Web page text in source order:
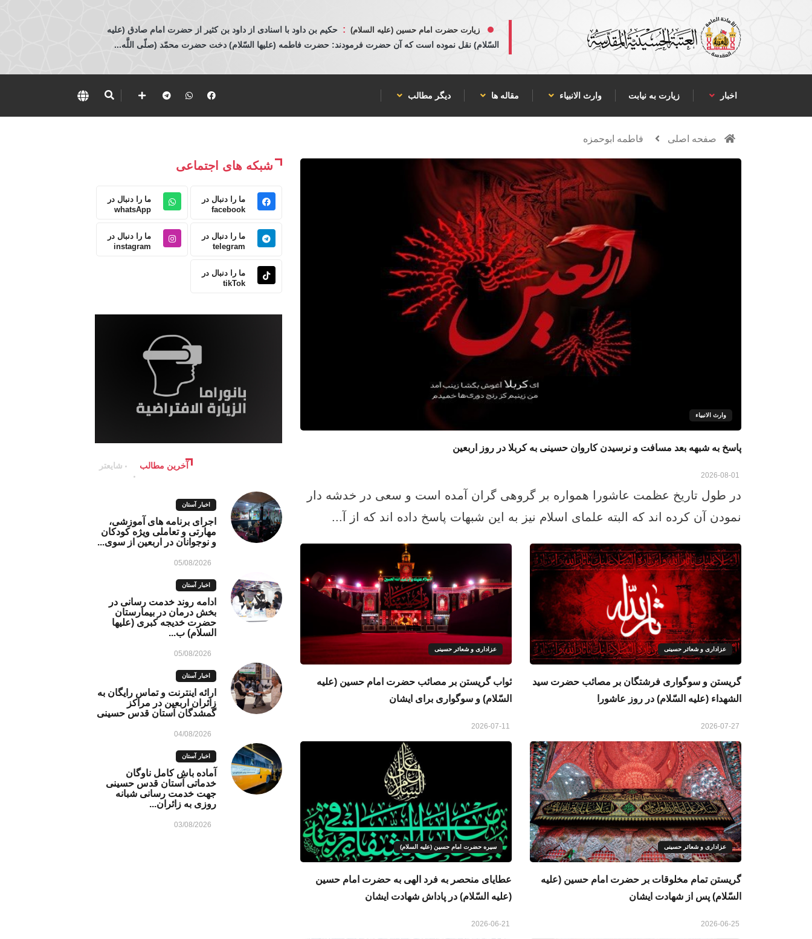
زیارت حضرت امام حسین (علیه السلام) : حكيم بن داود با اسنادی از داود بن كثير از حضرت امام صادق (عليه
السّلام) نقل نموده است كه آن حضرت فرمودند: حضرت فاطمه (عليها السّلام) دخت حضرت محمّد (صلّى اللَّه...
اخبار زیارت به نیابت وارث الانبياء مقاله ها دیگر مطالب
صفحه اصلی فاطمه ابوحمزه
وارث الانبياء
پاسخ به شبهه بعد مسافت و نرسیدن کاروان حسینی به کربلا در روز اربعین
در طول تاریخ عظمت عاشورا همواره بر گروهی گران آمده است و سعی در خدشه دار
نمودن آن کرده اند که البته علمای اسلام نیز به این شبهات پاسخ داده اند که از آ...
عزاداری و شعائر حسینی
گريستن و سوگواری فرشتگان بر مصائب حضرت سید
الشهداء (علیه السّلام) در روز عاشورا
عزاداری و شعائر حسینی
ثواب گریستن بر مصائب حضرت امام حسین (علیه
السّلام) و سوگواری برای ایشان
عزاداری و شعائر حسینی
گريستن تمام مخلوقات بر حضرت امام حسين (علیه
السّلام) پس از شهادت ایشان
سیره حضرت امام حسین (علیه السلام)
عطایای منحصر به فرد الهی به حضرت امام حسین
(علیه السّلام) در پاداش شهادت ایشان
شبکه های اجتماعی
ما را دنبال در
facebook
ما را دنبال در
whatsApp
ما را دنبال در
telegram
ما را دنبال در
instagram
ما را دنبال در
tikTok
آخرین مطالب شایعتر
اخبار آستان
اجرای برنامه های آموزشی،
مهارتی و تعاملی ویژه کودکان
و نوجوانان در اربعین از سوی...
05/08/2026
اخبار آستان
ادامه روند خدمت رسانی در
بخش درمان در بیمارستان
حضرت خدیجه کبری (علیها
السلام) ب...
05/08/2026
اخبار آستان
ارائه اینترنت و تماس رایگان به
زائران اربعین در مراکز
گمشدگان آستان قدس حسینی
04/08/2026
اخبار آستان
آماده باش کامل ناوگان
خدماتی آستان قدس حسینی
جهت خدمت رسانی شبانه
روزی به زائران...
03/08/2026